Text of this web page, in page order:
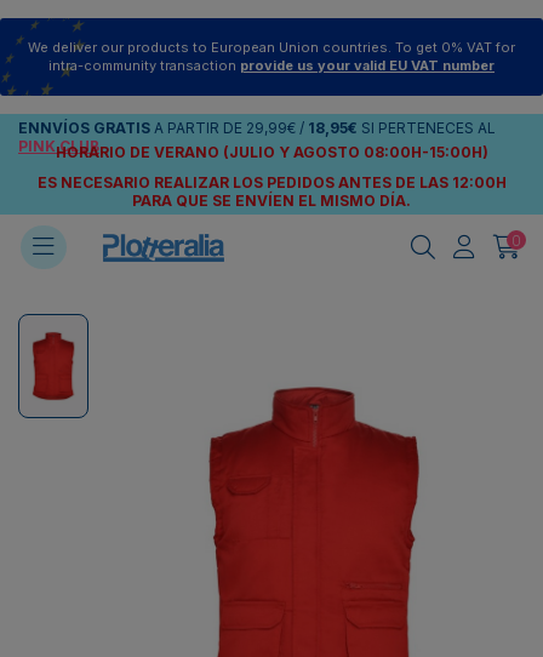
We deliver our products to European Union countries. To get 0% VAT for
intra-community transaction provide us your valid EU VAT number
ENNVÍOS GRATIS A PARTIR DE 29,99€ / 18,95€ SI PERTENECES AL
PINK CLUB
HORARIO DE VERANO (JULIO Y AGOSTO 08:00H-15:00H)
ES NECESARIO REALIZAR LOS PEDIDOS ANTES DE LAS 12:00H
PARA QUE SE ENVÍEN EL MISMO DÍA.
0